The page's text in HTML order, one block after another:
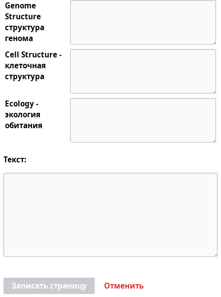
Genome
Structure
структура
генома
Cell Structure -
клеточная
структура
Ecology -
экология
обитания
Текст:
Записать страницу Отменить